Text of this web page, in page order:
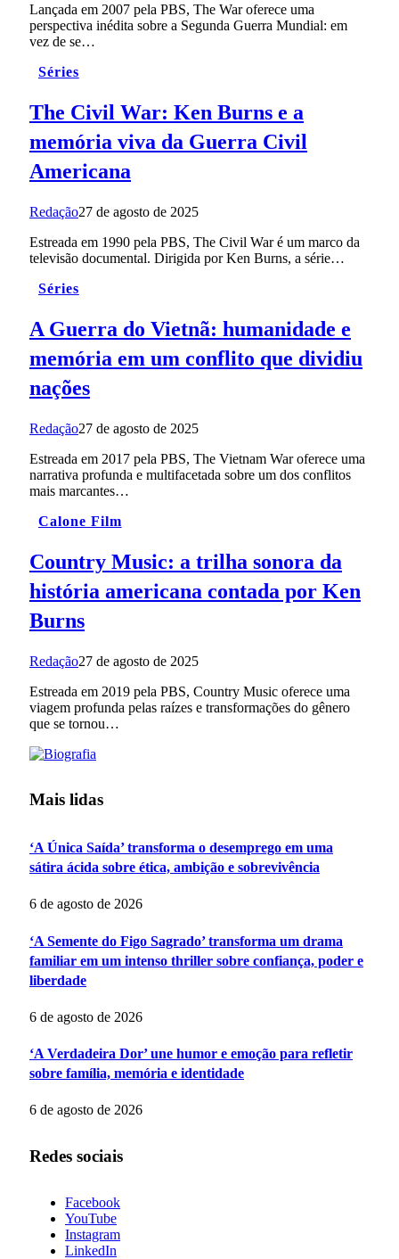
Lançada em 2007 pela PBS, The War oferece uma
perspectiva inédita sobre a Segunda Guerra Mundial: em
vez de se…
Séries
The Civil War: Ken Burns e a
memória viva da Guerra Civil
Americana
Redação27 de agosto de 2025
Estreada em 1990 pela PBS, The Civil War é um marco da
televisão documental. Dirigida por Ken Burns, a série…
Séries
A Guerra do Vietnã: humanidade e
memória em um conflito que dividiu
nações
Redação27 de agosto de 2025
Estreada em 2017 pela PBS, The Vietnam War oferece uma
narrativa profunda e multifacetada sobre um dos conflitos
mais marcantes…
Calone Film
Country Music: a trilha sonora da
história americana contada por Ken
Burns
Redação27 de agosto de 2025
Estreada em 2019 pela PBS, Country Music oferece uma
viagem profunda pelas raízes e transformações do gênero
que se tornou…
Mais lidas
‘A Única Saída’ transforma o desemprego em uma
sátira ácida sobre ética, ambição e sobrevivência
6 de agosto de 2026
‘A Semente do Figo Sagrado’ transforma um drama
familiar em um intenso thriller sobre confiança, poder e
liberdade
6 de agosto de 2026
‘A Verdadeira Dor’ une humor e emoção para refletir
sobre família, memória e identidade
6 de agosto de 2026
Redes sociais
Facebook
YouTube
Instagram
LinkedIn